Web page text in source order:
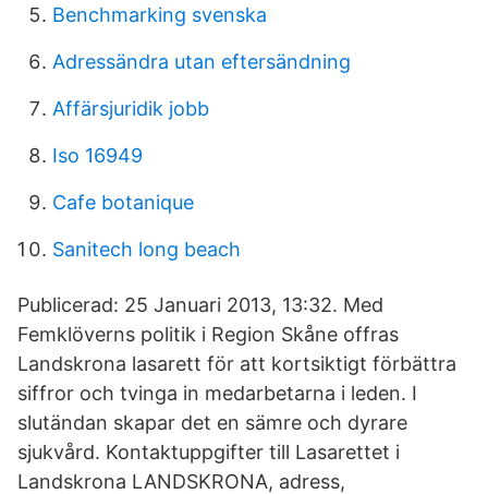
Benchmarking svenska
Adressändra utan eftersändning
Affärsjuridik jobb
Iso 16949
Cafe botanique
Sanitech long beach
Publicerad: 25 Januari 2013, 13:32. Med
Femklöverns politik i Region Skåne offras
Landskrona lasarett för att kortsiktigt förbättra
siffror och tvinga in medarbetarna i leden. I
slutändan skapar det en sämre och dyrare
sjukvård. Kontaktuppgifter till Lasarettet i
Landskrona LANDSKRONA, adress,